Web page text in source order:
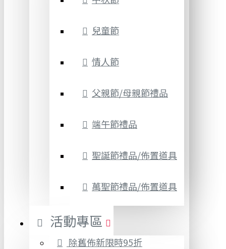
兒童節
情人節
父親節/母親節禮品
端午節禮品
聖誕節禮品/佈置道具
萬聖節禮品/佈置道具
活動專區
除舊佈新限時95折